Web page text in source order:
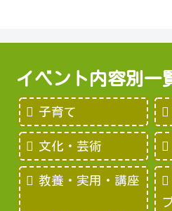
イベント内容別一
子育て
文化・芸術
教養・実用・講座